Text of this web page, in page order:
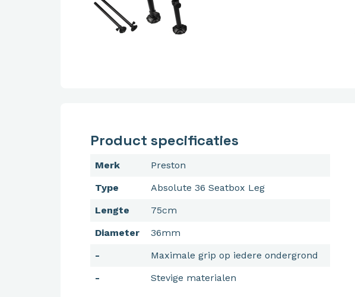
Product specificaties
Merk
Preston
Type
Absolute 36 Seatbox Leg
Lengte
75cm
Diameter
36mm
-
Maximale grip op iedere ondergrond
-
Stevige materialen